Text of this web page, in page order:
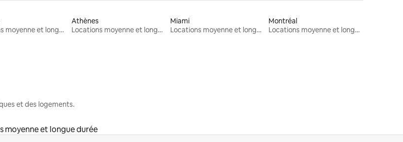
Locations moyenne et longue durée
Athènes
Locations moyenne et longue durée
Miami
Locations moyenne et longue durée
Montréal
Locations moyenne et longue durée
et des logements.
moyenne et longue durée